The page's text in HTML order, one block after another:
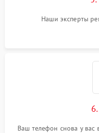
Наши эксперты
Ваш телефон снова у вас